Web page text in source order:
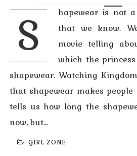
S
hapewear is not
that we know.
movie telling
which the
shapewear. Watching
that shapewear makes
tells us how long the
now, but...
GIRL ZONE